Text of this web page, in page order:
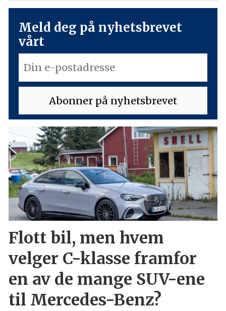
Meld deg på nyhetsbrevet
vårt
Flott bil, men hvem
velger C-klasse framfor
en av de mange SUV-ene
til Mercedes-Benz?